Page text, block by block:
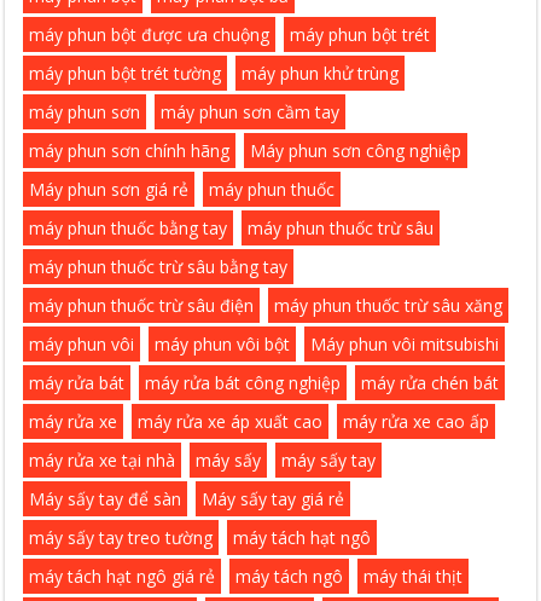
máy phun bột được ưa chuộng
máy phun bột trét
máy phun bột trét tường
máy phun khử trùng
máy phun sơn
máy phun sơn cầm tay
máy phun sơn chính hãng
Máy phun sơn công nghiệp
Máy phun sơn giá rẻ
máy phun thuốc
máy phun thuốc bằng tay
máy phun thuốc trừ sâu
máy phun thuốc trừ sâu bằng tay
máy phun thuốc trừ sâu điện
máy phun thuốc trừ sâu xăng
máy phun vôi
máy phun vôi bột
Máy phun vôi mitsubishi
máy rửa bát
máy rửa bát công nghiệp
máy rửa chén bát
máy rửa xe
máy rửa xe áp xuất cao
máy rửa xe cao ấp
máy rửa xe tại nhà
máy sấy
máy sấy tay
Máy sấy tay để sàn
Máy sấy tay giá rẻ
máy sấy tay treo tường
máy tách hạt ngô
máy tách hạt ngô giá rẻ
máy tách ngô
máy thái thịt